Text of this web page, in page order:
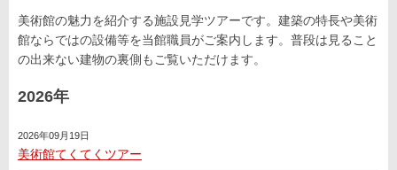
美術館の魅力を紹介する施設見学ツアーです。建築の特長や美術
館ならではの設備等を当館職員がご案内します。普段は見ること
の出来ない建物の裏側もご覧いただけます。
2026年
2026年09月19日
美術館てくてくツアー